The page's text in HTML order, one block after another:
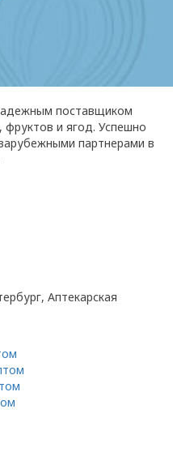
поставщиком
и ягод. Успешно
партнерами в
Аптекарская